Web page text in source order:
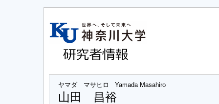
ヤマダ マサヒロ Yamada Masahiro
山田 昌裕